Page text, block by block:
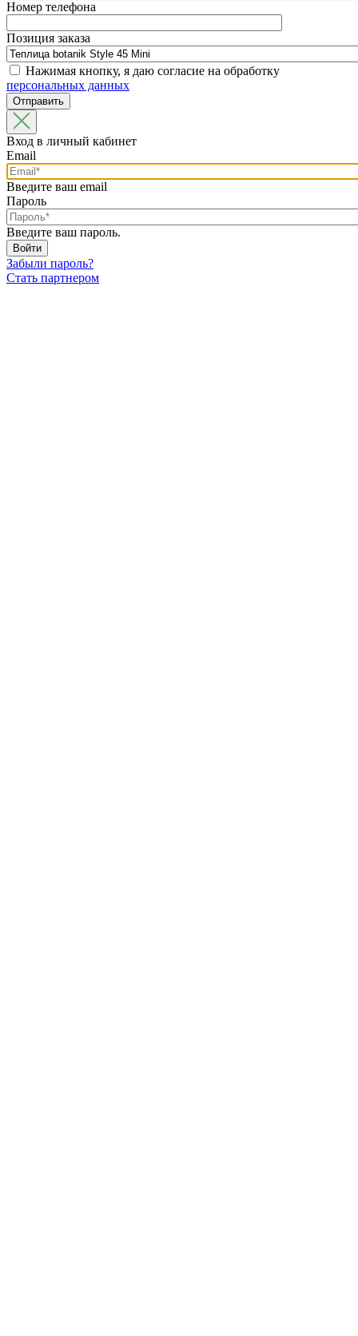
Номер телефона
Позиция заказа
Нажимая кнопку, я даю согласие на обработку
персональных данных
Вход в личный кабинет
Email
Введите ваш email
Пароль
Введите ваш пароль.
Забыли пароль?
Стать партнером